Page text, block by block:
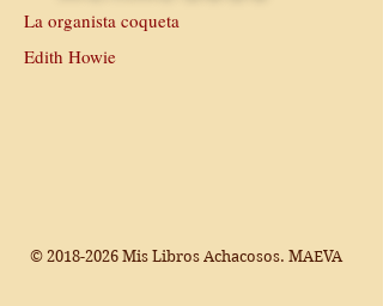
La organista coqueta
Edith Howie
© 2018-2026 Mis Libros Achacosos. MAEVA